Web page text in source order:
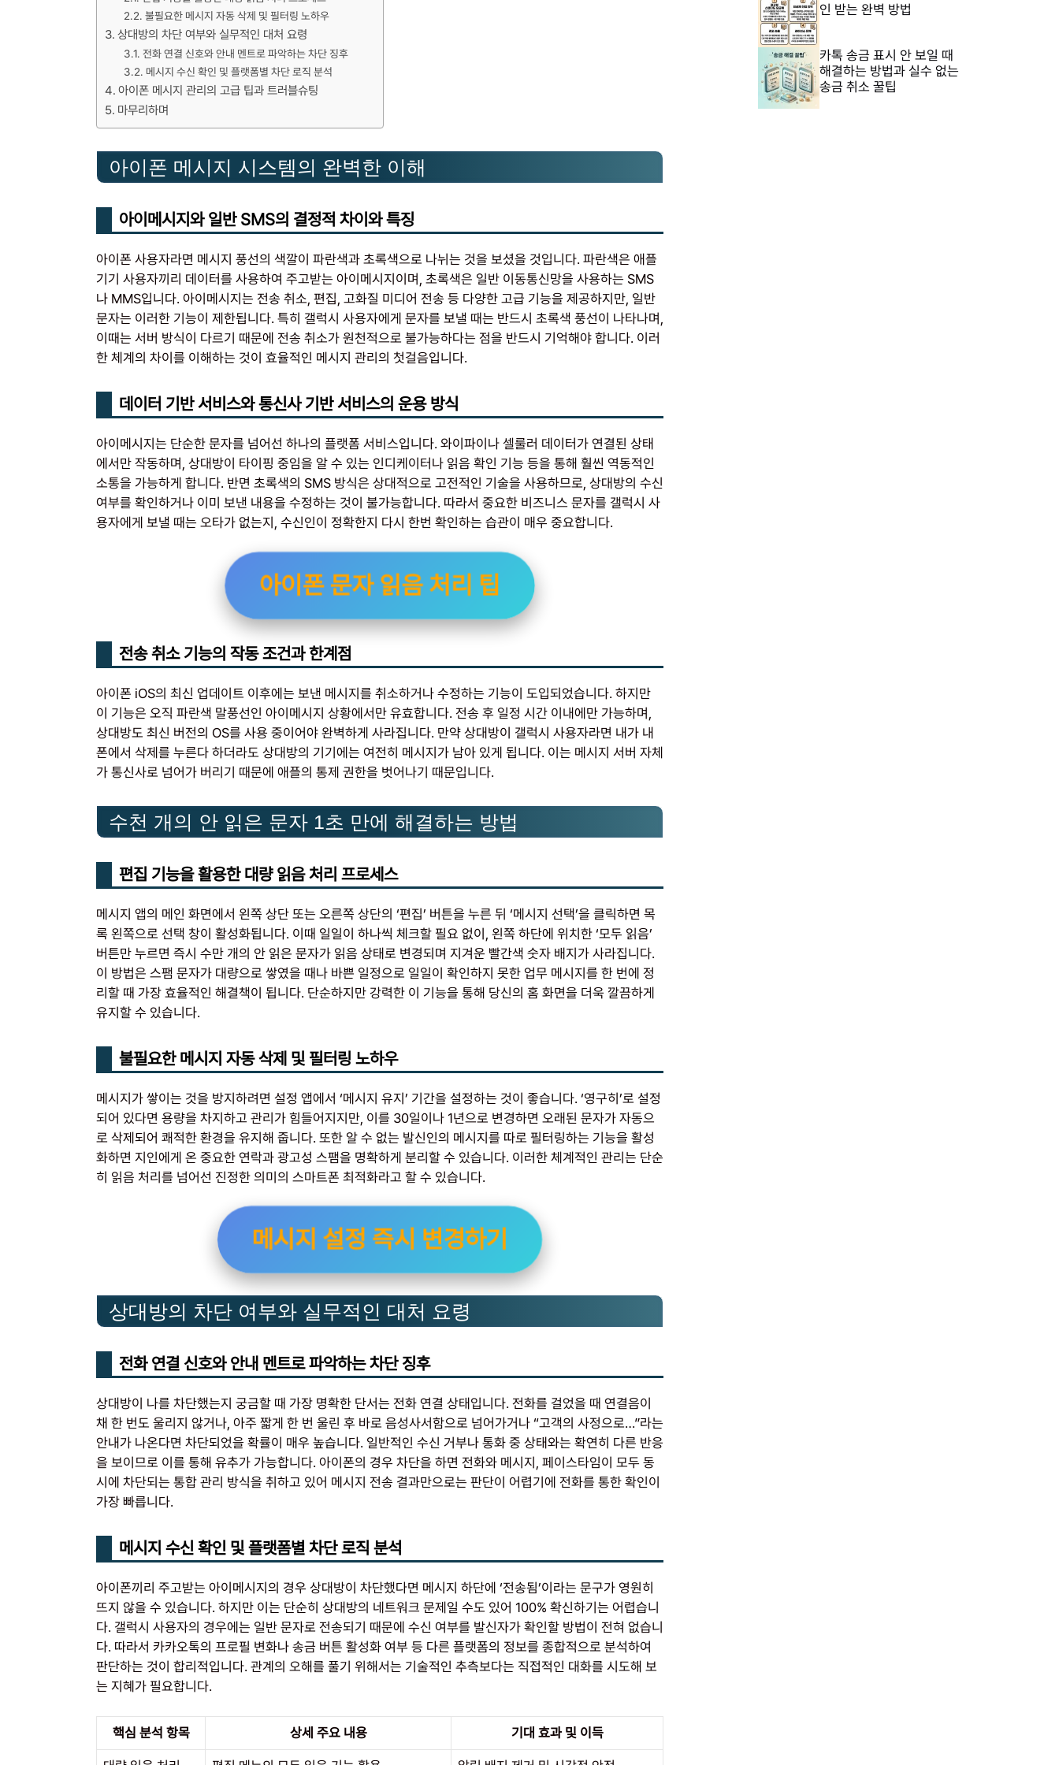
불필요한 메시지 자동 삭제 및 필터링 노하우
상대방의 차단 여부와 실무적인 대처 요령
전화 연결 신호와 안내 멘트로 파악하는 차단 징후
메시지 수신 확인 및 플랫폼별 차단 로직 분석
아이폰 메시지 관리의 고급 팁과 트러블슈팅
마무리하며
아이폰 메시지 시스템의 완벽한 이해
아이메시지와 일반 SMS의 결정적 차이와 특징
아이폰 사용자라면 메시지 풍선의 색깔이 파란색과 초록색으로 나뉘는 것을 보셨을 것입니다. 파란색은 애플
기기 사용자끼리 데이터를 사용하여 주고받는 아이메시지이며, 초록색은 일반 이동통신망을 사용하는 SMS
나 MMS입니다. 아이메시지는 전송 취소, 편집, 고화질 미디어 전송 등 다양한 고급 기능을 제공하지만, 일반
문자는 이러한 기능이 제한됩니다. 특히 갤럭시 사용자에게 문자를 보낼 때는 반드시 초록색 풍선이 나타나며,
이때는 서버 방식이 다르기 때문에 전송 취소가 원천적으로 불가능하다는 점을 반드시 기억해야 합니다. 이러
한 체계의 차이를 이해하는 것이 효율적인 메시지 관리의 첫걸음입니다.
데이터 기반 서비스와 통신사 기반 서비스의 운용 방식
아이메시지는 단순한 문자를 넘어선 하나의 플랫폼 서비스입니다. 와이파이나 셀룰러 데이터가 연결된 상태
에서만 작동하며, 상대방이 타이핑 중임을 알 수 있는 인디케이터나 읽음 확인 기능 등을 통해 훨씬 역동적인
소통을 가능하게 합니다. 반면 초록색의 SMS 방식은 상대적으로 고전적인 기술을 사용하므로, 상대방의 수신
여부를 확인하거나 이미 보낸 내용을 수정하는 것이 불가능합니다. 따라서 중요한 비즈니스 문자를 갤럭시 사
용자에게 보낼 때는 오타가 없는지, 수신인이 정확한지 다시 한번 확인하는 습관이 매우 중요합니다.
아이폰 문자 읽음 처리 팁
전송 취소 기능의 작동 조건과 한계점
아이폰 iOS의 최신 업데이트 이후에는 보낸 메시지를 취소하거나 수정하는 기능이 도입되었습니다. 하지만
이 기능은 오직 파란색 말풍선인 아이메시지 상황에서만 유효합니다. 전송 후 일정 시간 이내에만 가능하며,
상대방도 최신 버전의 OS를 사용 중이어야 완벽하게 사라집니다. 만약 상대방이 갤럭시 사용자라면 내가 내
폰에서 삭제를 누른다 하더라도 상대방의 기기에는 여전히 메시지가 남아 있게 됩니다. 이는 메시지 서버 자체
가 통신사로 넘어가 버리기 때문에 애플의 통제 권한을 벗어나기 때문입니다.
수천 개의 안 읽은 문자 1초 만에 해결하는 방법
편집 기능을 활용한 대량 읽음 처리 프로세스
메시지 앱의 메인 화면에서 왼쪽 상단 또는 오른쪽 상단의 ‘편집’ 버튼을 누른 뒤 ‘메시지 선택’을 클릭하면 목
록 왼쪽으로 선택 창이 활성화됩니다. 이때 일일이 하나씩 체크할 필요 없이, 왼쪽 하단에 위치한 ‘모두 읽음’
버튼만 누르면 즉시 수만 개의 안 읽은 문자가 읽음 상태로 변경되며 지겨운 빨간색 숫자 배지가 사라집니다.
이 방법은 스팸 문자가 대량으로 쌓였을 때나 바쁜 일정으로 일일이 확인하지 못한 업무 메시지를 한 번에 정
리할 때 가장 효율적인 해결책이 됩니다. 단순하지만 강력한 이 기능을 통해 당신의 홈 화면을 더욱 깔끔하게
유지할 수 있습니다.
불필요한 메시지 자동 삭제 및 필터링 노하우
메시지가 쌓이는 것을 방지하려면 설정 앱에서 ‘메시지 유지’ 기간을 설정하는 것이 좋습니다. ‘영구히’로 설정
되어 있다면 용량을 차지하고 관리가 힘들어지지만, 이를 30일이나 1년으로 변경하면 오래된 문자가 자동으
로 삭제되어 쾌적한 환경을 유지해 줍니다. 또한 알 수 없는 발신인의 메시지를 따로 필터링하는 기능을 활성
화하면 지인에게 온 중요한 연락과 광고성 스팸을 명확하게 분리할 수 있습니다. 이러한 체계적인 관리는 단순
히 읽음 처리를 넘어선 진정한 의미의 스마트폰 최적화라고 할 수 있습니다.
메시지 설정 즉시 변경하기
상대방의 차단 여부와 실무적인 대처 요령
전화 연결 신호와 안내 멘트로 파악하는 차단 징후
상대방이 나를 차단했는지 궁금할 때 가장 명확한 단서는 전화 연결 상태입니다. 전화를 걸었을 때 연결음이
채 한 번도 울리지 않거나, 아주 짧게 한 번 울린 후 바로 음성사서함으로 넘어가거나 “고객의 사정으로…”라는
안내가 나온다면 차단되었을 확률이 매우 높습니다. 일반적인 수신 거부나 통화 중 상태와는 확연히 다른 반응
을 보이므로 이를 통해 유추가 가능합니다. 아이폰의 경우 차단을 하면 전화와 메시지, 페이스타임이 모두 동
시에 차단되는 통합 관리 방식을 취하고 있어 메시지 전송 결과만으로는 판단이 어렵기에 전화를 통한 확인이
가장 빠릅니다.
메시지 수신 확인 및 플랫폼별 차단 로직 분석
아이폰끼리 주고받는 아이메시지의 경우 상대방이 차단했다면 메시지 하단에 ‘전송됨’이라는 문구가 영원히
뜨지 않을 수 있습니다. 하지만 이는 단순히 상대방의 네트워크 문제일 수도 있어 100% 확신하기는 어렵습니
다. 갤럭시 사용자의 경우에는 일반 문자로 전송되기 때문에 수신 여부를 발신자가 확인할 방법이 전혀 없습니
다. 따라서 카카오톡의 프로필 변화나 송금 버튼 활성화 여부 등 다른 플랫폼의 정보를 종합적으로 분석하여
판단하는 것이 합리적입니다. 관계의 오해를 풀기 위해서는 기술적인 추측보다는 직접적인 대화를 시도해 보
는 지혜가 필요합니다.
핵심 분석 항목 상세 주요 내용 기대 효과 및 이득
인 받는 완벽 방법
카톡 송금 표시 안 보일 때
해결하는 방법과 실수 없는
송금 취소 꿀팁